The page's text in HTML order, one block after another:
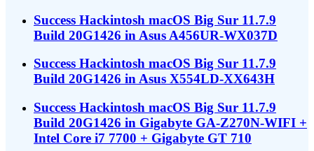
Success Hackintosh macOS Big Sur 11.7.9
Build 20G1426 in Asus A456UR-WX037D
Success Hackintosh macOS Big Sur 11.7.9
Build 20G1426 in Asus X554LD-XX643H
Success Hackintosh macOS Big Sur 11.7.9
Build 20G1426 in Gigabyte GA-Z270N-WIFI +
Intel Core i7 7700 + Gigabyte GT 710